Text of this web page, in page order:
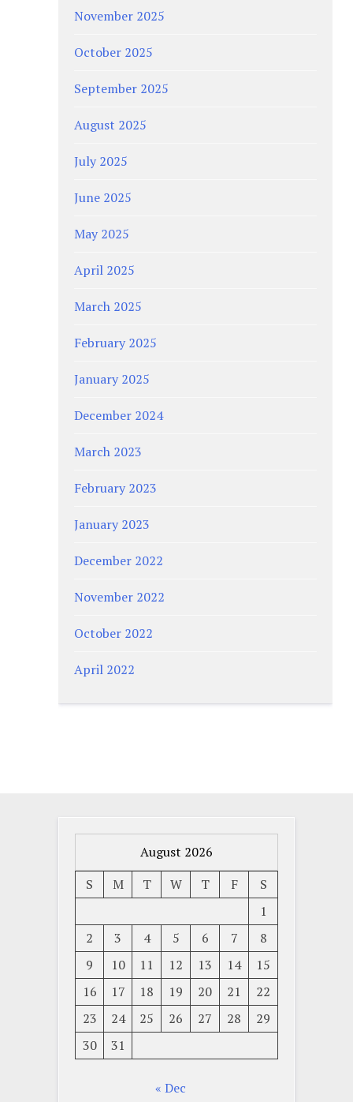
November 2025
October 2025
September 2025
August 2025
July 2025
June 2025
May 2025
April 2025
March 2025
February 2025
January 2025
December 2024
March 2023
February 2023
January 2023
December 2022
November 2022
October 2022
April 2022
August 2026
S
M T W T F
S
1
2
3 4 5 6 7
8
9
10 11 12 13 14
15
16
17 18 19 20 21
22
23
24 25 26 27 28
29
30
31
« Dec